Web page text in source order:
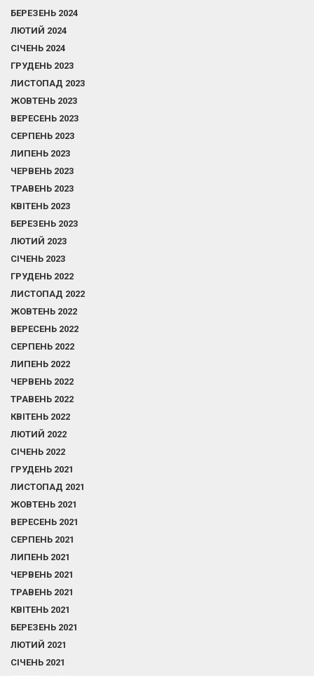
БЕРЕЗЕНЬ 2024
ЛЮТИЙ 2024
СІЧЕНЬ 2024
ГРУДЕНЬ 2023
ЛИСТОПАД 2023
ЖОВТЕНЬ 2023
ВЕРЕСЕНЬ 2023
СЕРПЕНЬ 2023
ЛИПЕНЬ 2023
ЧЕРВЕНЬ 2023
ТРАВЕНЬ 2023
КВІТЕНЬ 2023
БЕРЕЗЕНЬ 2023
ЛЮТИЙ 2023
СІЧЕНЬ 2023
ГРУДЕНЬ 2022
ЛИСТОПАД 2022
ЖОВТЕНЬ 2022
ВЕРЕСЕНЬ 2022
СЕРПЕНЬ 2022
ЛИПЕНЬ 2022
ЧЕРВЕНЬ 2022
ТРАВЕНЬ 2022
КВІТЕНЬ 2022
ЛЮТИЙ 2022
СІЧЕНЬ 2022
ГРУДЕНЬ 2021
ЛИСТОПАД 2021
ЖОВТЕНЬ 2021
ВЕРЕСЕНЬ 2021
СЕРПЕНЬ 2021
ЛИПЕНЬ 2021
ЧЕРВЕНЬ 2021
ТРАВЕНЬ 2021
КВІТЕНЬ 2021
БЕРЕЗЕНЬ 2021
ЛЮТИЙ 2021
СІЧЕНЬ 2021